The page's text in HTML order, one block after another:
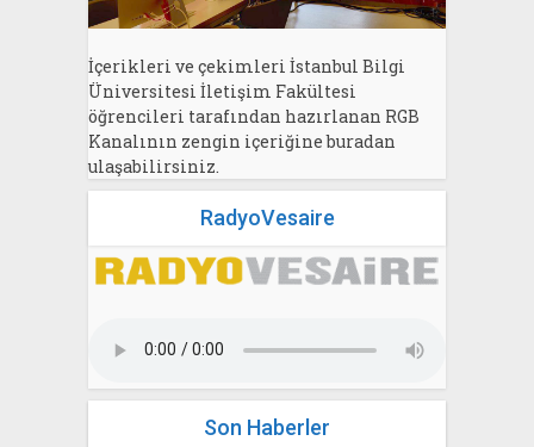
İçerikleri ve çekimleri İstanbul Bilgi
Üniversitesi İletişim Fakültesi
öğrencileri tarafından hazırlanan RGB
Kanalının zengin içeriğine buradan
ulaşabilirsiniz.
RadyoVesaire
Son Haberler